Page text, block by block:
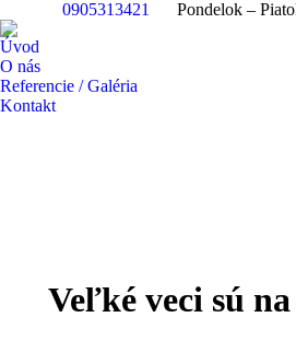
0905313421
Pondelok –
Úvod
O nás
Referencie / Galéria
Kontakt
Veľké veci sú